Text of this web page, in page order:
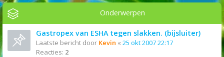
Onderwerpen
Gastropex van ESHA tegen slakken. (bijsluiter)
Laatste bericht door Kevin « 25 okt 2007 22:17
Reacties: 2